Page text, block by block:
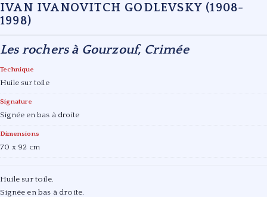
IVAN IVANOVITCH GODLEVSKY (1908-
1998)
Les rochers à Gourzouf, Crimée
Technique
Huile sur toile
Signature
Signée en bas à droite
Dimensions
70 x 92 cm
Huile sur toile.
Signée en bas à droite.